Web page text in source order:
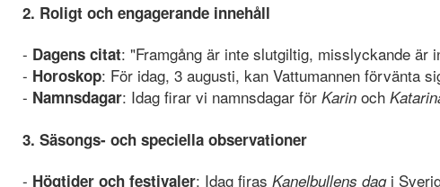
2. Roligt och engagerande innehåll
- Dagens citat: "Framgång är inte slutgiltig, misslyckande
- Horoskop: För idag, 3 augusti, kan Vattumannen förvänta
- Namnsdagar: Idag firar vi namnsdagar för Karin och
3. Säsongs- och speciella observationer
- Högtider och festivaler: Idag firas Kanelbullens dagi